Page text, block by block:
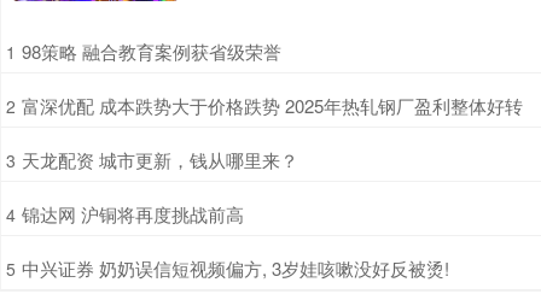
1 ​98策略 融合教育案例获省级荣誉
2 ​富深优配 成本跌势大于价格跌势 2025年热轧钢厂盈利整体好转
3 ​天龙配资 城市更新，钱从哪里来？
4 ​锦达网 沪铜将再度挑战前高
5 ​中兴证券 奶奶误信短视频偏方, 3岁娃咳嗽没好反被烫!